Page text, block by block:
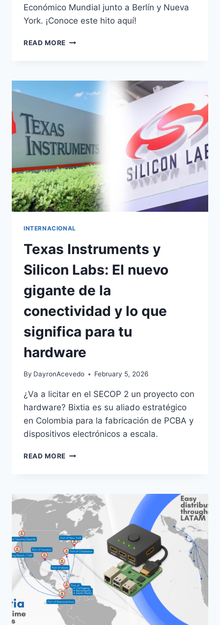
Económico Mundial junto a Berlín y Nueva
York. ¡Conoce este hito aquí!
READ MORE
INTERNACIONAL
Texas Instruments y
Silicon Labs: El nuevo
gigante de la
conectividad y lo que
significa para tu
hardware
By DayronAcevedo February 5, 2026
¿Va a licitar en el SECOP 2 un proyecto con
hardware? Bixtia es su aliado estratégico
en Colombia para la fabricación de PCBA y
dispositivos electrónicos a escala.
READ MORE